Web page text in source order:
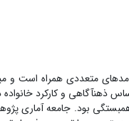
متعددی همراه است و
و کارکرد خانواده
بود. جامعه آماری